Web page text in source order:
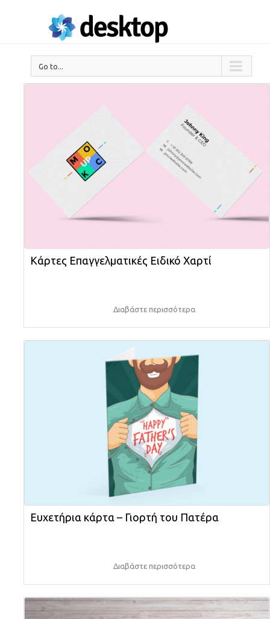
Go to...
Κάρτες Επαγγελματικές Ειδικό Χαρτί
Διαβάστε περισσότερα
Ευχετήρια κάρτα – Γιορτή του Πατέρα
Διαβάστε περισσότερα